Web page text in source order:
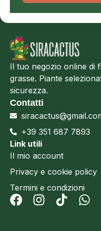
Il tuo negozio online di
grasse. Piante
sicurezza.
Contatti
+39 351 687 7893
Link utili
Il mio account
Privacy e cookie policy
Termini e condizioni